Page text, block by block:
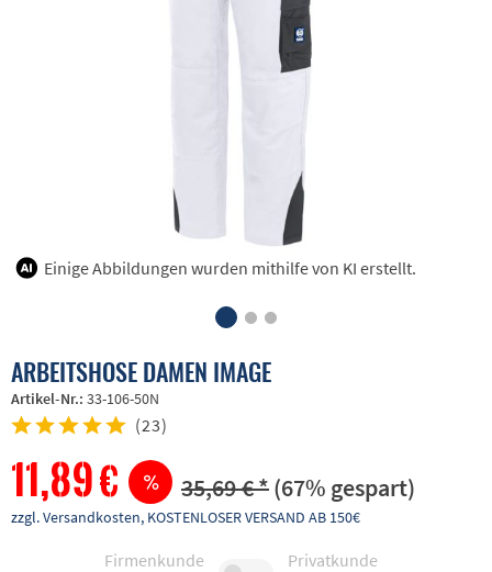
Einige Abbildungen wurden mithilfe von KI erstellt.
ARBEITSHOSE DAMEN IMAGE
Artikel-Nr.: 33-106-50N
(23)
11,89 € 35,69 € *(67% gespart)
zzgl. Versandkosten, KOSTENLOSER VERSAND AB 150€
Firmenkunde
Privatkunde